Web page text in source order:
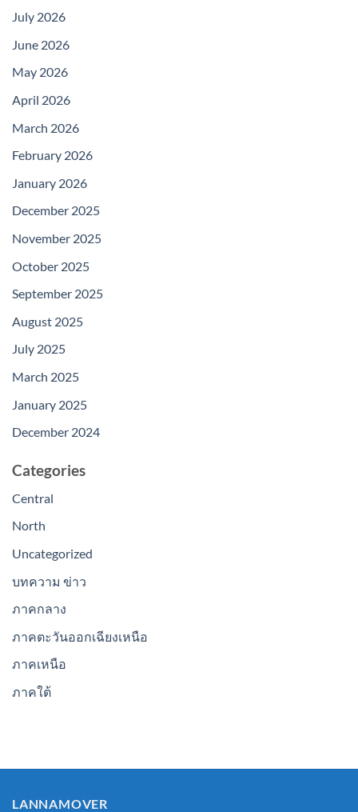
July 2026
June 2026
May 2026
April 2026
March 2026
February 2026
January 2026
December 2025
November 2025
October 2025
September 2025
August 2025
July 2025
March 2025
January 2025
December 2024
Categories
Central
North
Uncategorized
บทความ ข่าว
ภาคกลาง
ภาคตะวันออกเฉียงเหนือ
ภาคเหนือ
ภาคใต้
LANNAMOVER